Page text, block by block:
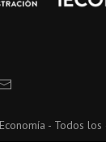
- Todos